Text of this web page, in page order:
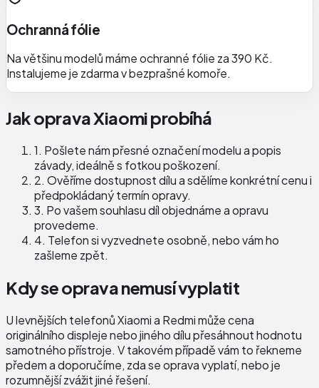
Ochranná fólie
Na většinu modelů máme ochranné fólie za 390 Kč.
Instalujeme je zdarma v bezprašné komoře.
Jak oprava Xiaomi probíhá
1. Pošlete nám přesné označení modelu a popis
závady, ideálně s fotkou poškození.
2. Ověříme dostupnost dílu a sdělíme konkrétní cenu i
předpokládaný termín opravy.
3. Po vašem souhlasu díl objednáme a opravu
provedeme.
4. Telefon si vyzvednete osobně, nebo vám ho
zašleme zpět.
Kdy se oprava nemusí vyplatit
U levnějších telefonů Xiaomi a Redmi může cena
originálního displeje nebo jiného dílu přesáhnout hodnotu
samotného přístroje. V takovém případě vám to řekneme
předem a doporučíme, zda se oprava vyplatí, nebo je
rozumnější zvážit jiné řešení.